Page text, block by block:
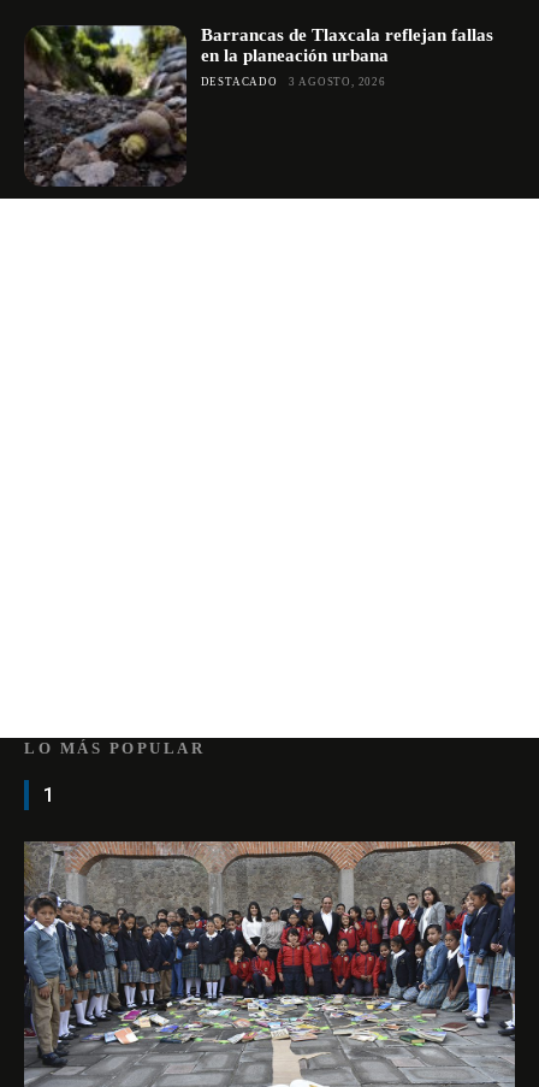
Barrancas de Tlaxcala reflejan fallas
en la planeación urbana
DESTACADO 3 AGOSTO, 2026
LO MÁS POPULAR
1